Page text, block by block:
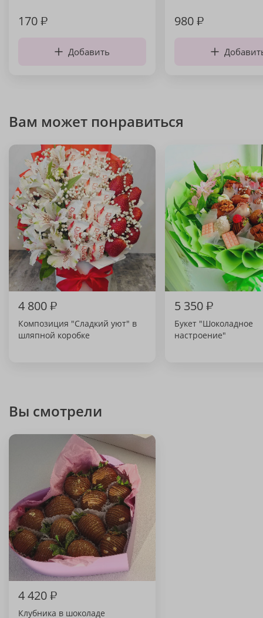
170₽
Добавить
980₽
Вам может понравиться
4 800₽
Композиция "Сладкий уют" в
шляпной коробке
5 350₽
Букет "Шоколадное
настроение"
Вы смотрели
4 420₽
Клубника в шоколаде